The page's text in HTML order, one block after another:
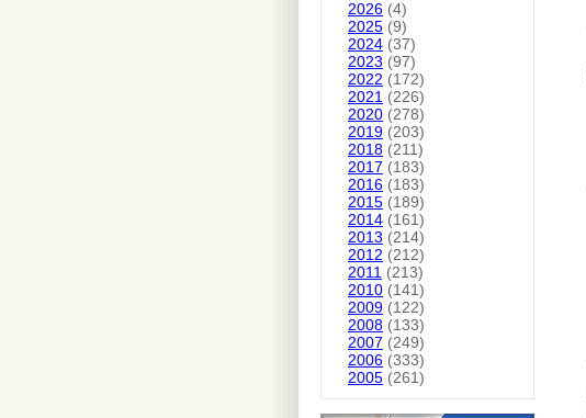
2026 (4)
2025 (9)
2024 (37)
2023 (97)
2022 (172)
2021 (226)
2020 (278)
2019 (203)
2018 (211)
2017 (183)
2016 (183)
2015 (189)
2014 (161)
2013 (214)
2012 (212)
2011 (213)
2010 (141)
2009 (122)
2008 (133)
2007 (249)
2006 (333)
2005 (261)